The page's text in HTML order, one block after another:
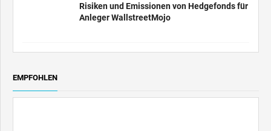
Risiken und Emissionen von Hedgefonds für
Anleger WallstreetMojo
EMPFOHLEN